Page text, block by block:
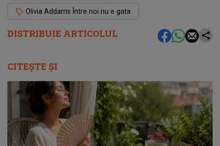
DISTRIBUIE ARTICOLUL
Olivia Addams Între noi nu e gata
CITEȘTE ȘI